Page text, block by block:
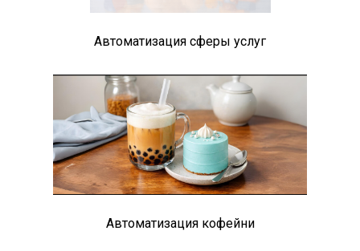
Автоматизация сферы услуг
Автоматизация кофейни